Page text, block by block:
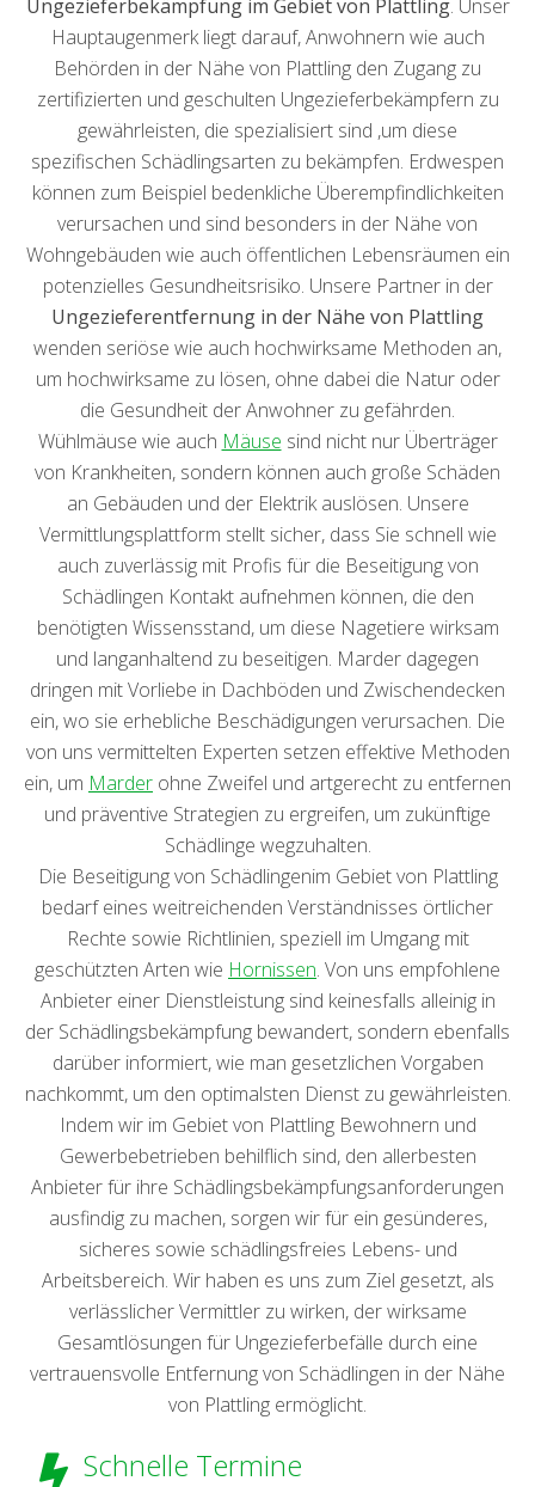
Ungezieferbekämpfung im Gebiet von Plattling. Unser
Hauptaugenmerk liegt darauf, Anwohnern wie auch
Behörden in der Nähe von Plattling den Zugang zu
zertifizierten und geschulten Ungezieferbekämpfern zu
gewährleisten, die spezialisiert sind ,um diese
spezifischen Schädlingsarten zu bekämpfen. Erdwespen
können zum Beispiel bedenkliche Überempfindlichkeiten
verursachen und sind besonders in der Nähe von
Wohngebäuden wie auch öffentlichen Lebensräumen ein
potenzielles Gesundheitsrisiko. Unsere Partner in der
Ungezieferentfernung in der Nähe von Plattling
wenden seriöse wie auch hochwirksame Methoden an,
um hochwirksame zu lösen, ohne dabei die Natur oder
die Gesundheit der Anwohner zu gefährden.
Wühlmäuse wie auch Mäuse sind nicht nur Überträger
von Krankheiten, sondern können auch große Schäden
an Gebäuden und der Elektrik auslösen. Unsere
Vermittlungsplattform stellt sicher, dass Sie schnell wie
auch zuverlässig mit Profis für die Beseitigung von
Schädlingen Kontakt aufnehmen können, die den
benötigten Wissensstand, um diese Nagetiere wirksam
und langanhaltend zu beseitigen. Marder dagegen
dringen mit Vorliebe in Dachböden und Zwischendecken
ein, wo sie erhebliche Beschädigungen verursachen. Die
von uns vermittelten Experten setzen effektive Methoden
ein, um Marder ohne Zweifel und artgerecht zu entfernen
und präventive Strategien zu ergreifen, um zukünftige
Schädlinge wegzuhalten.
Die Beseitigung von Schädlingenim Gebiet von Plattling
bedarf eines weitreichenden Verständnisses örtlicher
Rechte sowie Richtlinien, speziell im Umgang mit
geschützten Arten wie Hornissen. Von uns empfohlene
Anbieter einer Dienstleistung sind keinesfalls alleinig in
der Schädlingsbekämpfung bewandert, sondern ebenfalls
darüber informiert, wie man gesetzlichen Vorgaben
nachkommt, um den optimalsten Dienst zu gewährleisten.
Indem wir im Gebiet von Plattling Bewohnern und
Gewerbebetrieben behilflich sind, den allerbesten
Anbieter für ihre Schädlingsbekämpfungsanforderungen
ausfindig zu machen, sorgen wir für ein gesünderes,
sicheres sowie schädlingsfreies Lebens- und
Arbeitsbereich. Wir haben es uns zum Ziel gesetzt, als
verlässlicher Vermittler zu wirken, der wirksame
Gesamtlösungen für Ungezieferbefälle durch eine
vertrauensvolle Entfernung von Schädlingen in der Nähe
von Plattling ermöglicht.
Schnelle Termine